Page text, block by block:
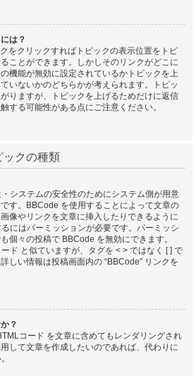
は？
をクリックすればトピックの表示位置をトピ
ことができます。しかしそのリンクがどこに
機能が無効に設定されているかトピックを上
いないかのどちらかが考えられます。トピッ
りますが、トピックを上げるためだけに返信
する可能性がある点にご注意ください。
ックの種類
システムの安全性のためにシステム側が用意
す。BBCode を使用することによって文章の
像やリンクを文章に挿入したりできるように
にはパーミッションが必要です。パーミッシ
個々の投稿で BBCode を無効にできます。
ド と似ていますが、タグを < > ではなく [ ] で
しい情報は投稿画面内の “BBCode” リンクを
？
コード を文章に含めてもレンダリングされ
して文章を作成したいのであれば、代わりに